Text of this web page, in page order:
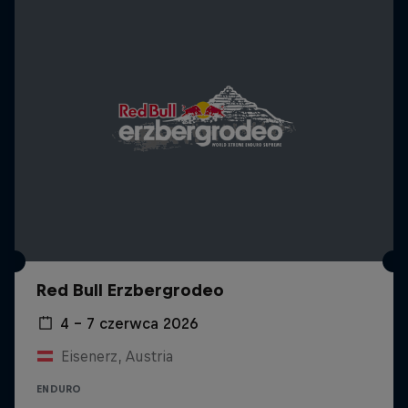
Red Bull Erzbergrodeo
4 – 7 czerwca 2026
Eisenerz, Austria
ENDURO